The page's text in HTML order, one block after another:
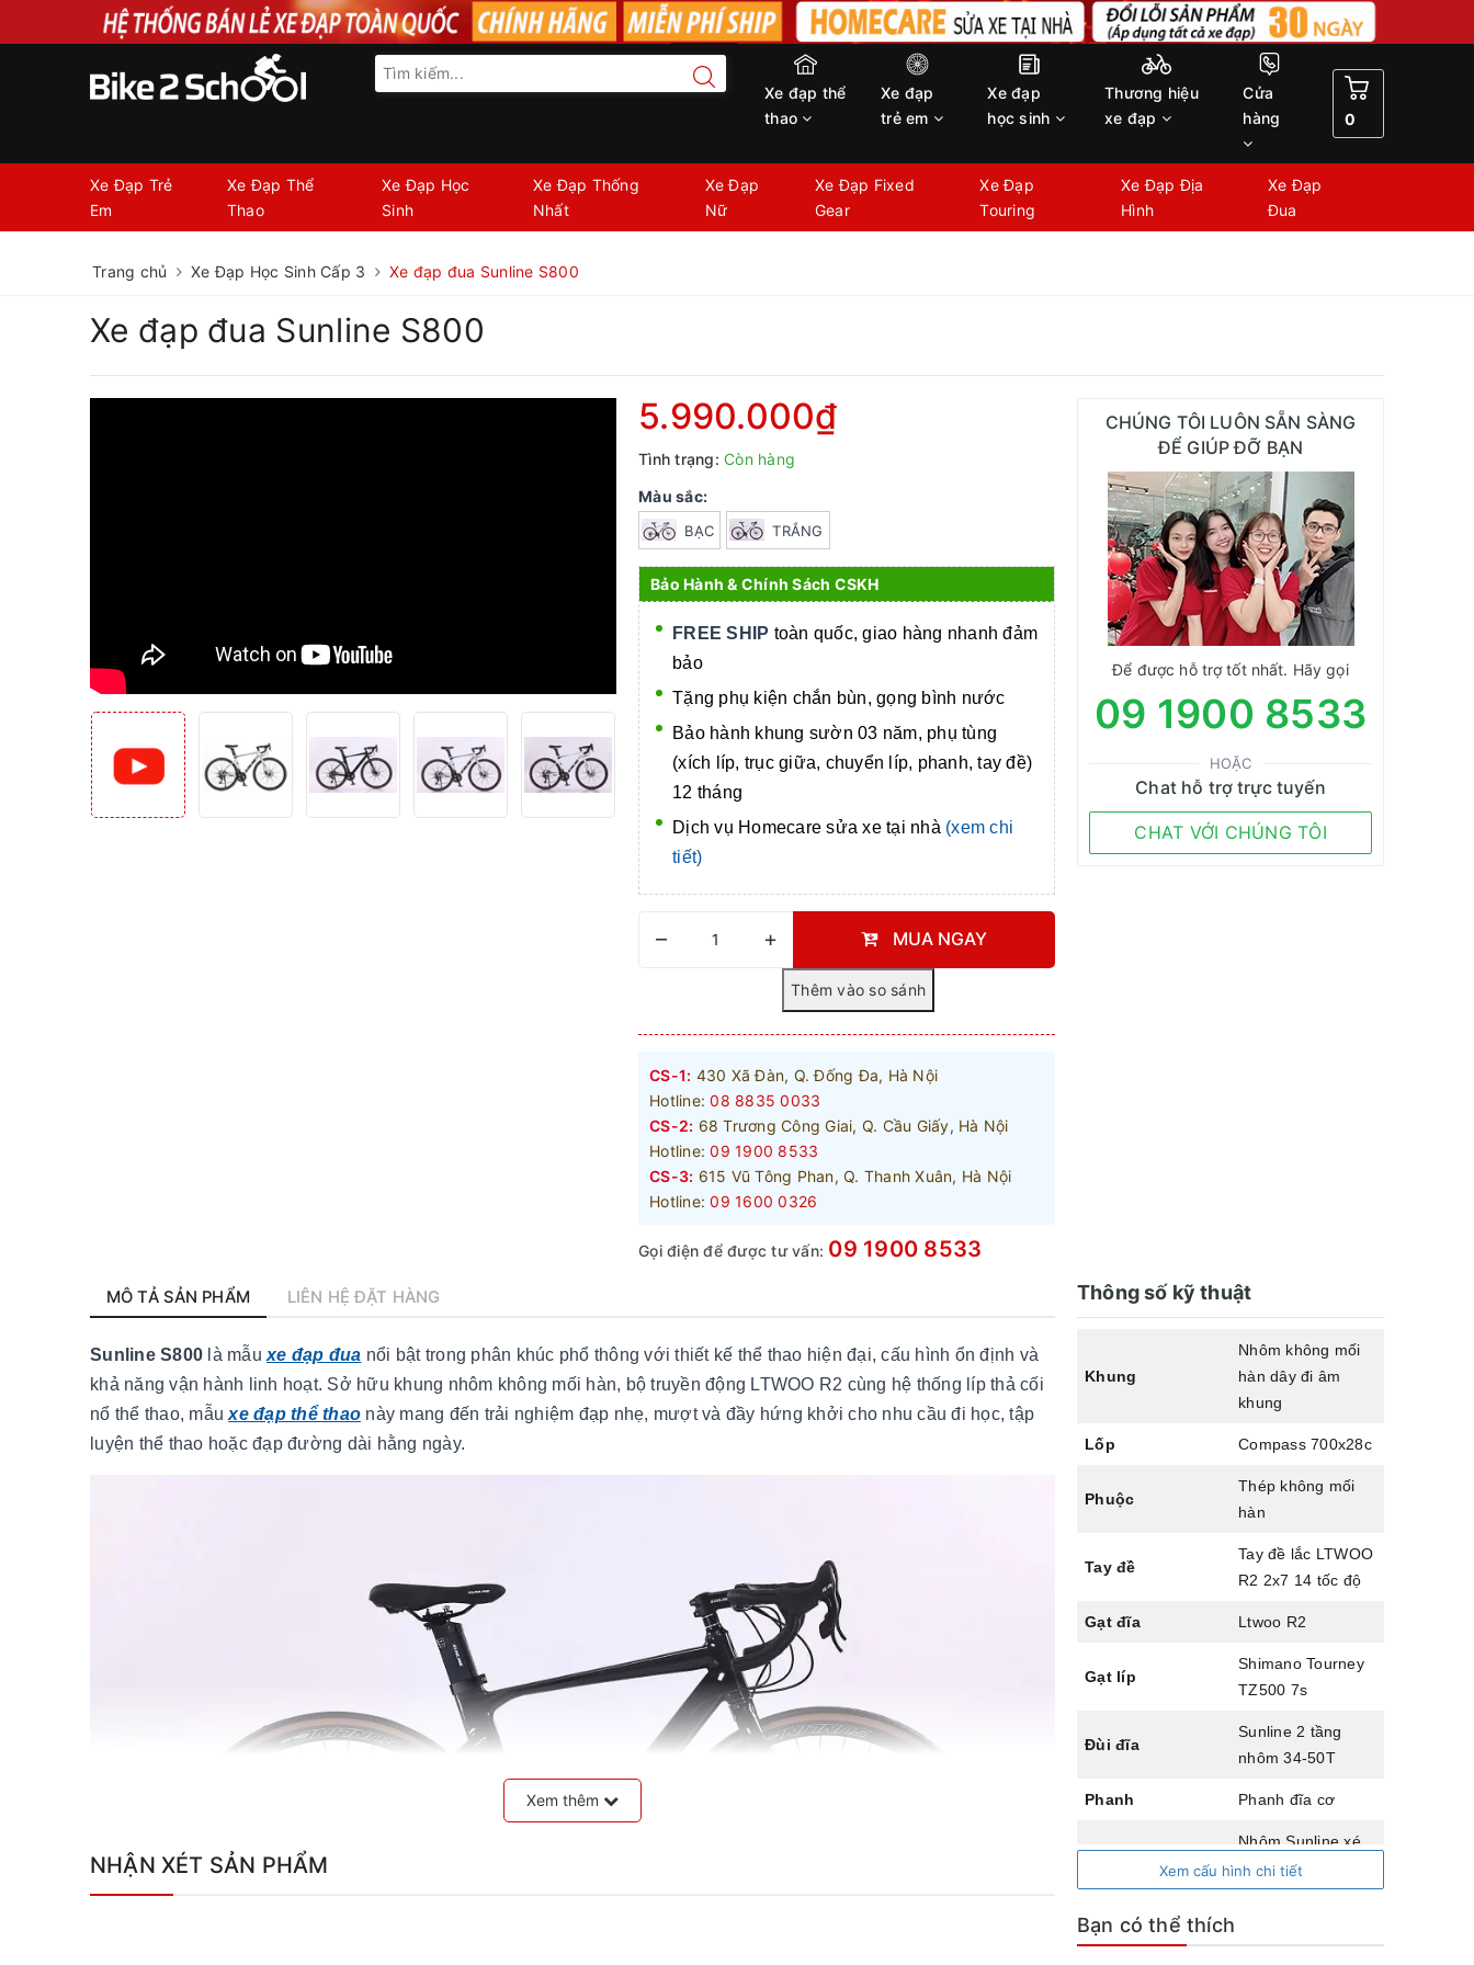
Xe đạp thể
thao
Xe đạp
trẻ em
Xe đạp
học sinh
Thương hiệu
xe đạp
Cửa
hàng
0
Xe Đạp Trẻ
Em
Xe Đạp Thể
Thao
Xe Đạp Học
Sinh
Xe Đạp Thống
Nhất
Xe Đạp
Nữ
Xe Đạp Fixed
Gear
Xe Đạp
Touring
Xe Đạp Địa
Hình
Xe Đạp
Đua
Trang chủ Xe Đạp Học Sinh Cấp 3 Xe đạp đua Sunline S800
Xe đạp đua Sunline S800
5.990.000₫
Tình trạng: Còn hàng
Màu sắc:
BẠC TRẮNG
Bảo Hành & Chính Sách CSKH
FREE SHIP toàn quốc, giao hàng nhanh đảm
bảo
Tặng phụ kiện chắn bùn, gọng bình nước
Bảo hành khung sườn 03 năm, phụ tùng
(xích líp, trục giữa, chuyển líp, phanh, tay đề)
12 tháng
Dịch vụ Homecare sửa xe tại nhà (xem chi
tiết)
– + MUA NGAY
CS-1: 430 Xã Đàn, Q. Đống Đa, Hà Nội
Hotline: 08 8835 0033
CS-2: 68 Trương Công Giai, Q. Cầu Giấy, Hà Nội
Hotline: 09 1900 8533
CS-3: 615 Vũ Tông Phan, Q. Thanh Xuân, Hà Nội
Hotline: 09 1600 0326
Gọi điện để được tư vấn: 09 1900 8533
CHÚNG TÔI LUÔN SẴN SÀNG
ĐỂ GIÚP ĐỠ BẠN
Để được hỗ trợ tốt nhất. Hãy gọi
09 1900 8533
HOẶC
Chat hỗ trợ trực tuyến
CHAT VỚI CHÚNG TÔI
MÔ TẢ SẢN PHẨM LIÊN HỆ ĐẶT HÀNG
Sunline S800 là mẫu xe đạp đua nổi bật trong phân khúc phổ thông với thiết kế thể thao hiện đại, cấu hình ổn định và
khả năng vận hành linh hoạt. Sở hữu khung nhôm không mối hàn, bộ truyền động LTWOO R2 cùng hệ thống líp thả cối
nổ thể thao, mẫuxe đạp thể thao này mang đến trải nghiệm đạp nhẹ, mượt và đầy hứng khởi cho nhu cầu đi học, tập
luyện thể thao hoặc đạp đường dài hằng ngày.
Xem thêm
NHẬN XÉT SẢN PHẨM
Thông số kỹ thuật
Khung
Nhôm không mối
hàn dây đi âm
khung
Lốp Compass 700x28c
Phuộc
Thép không mối
hàn
Tay đề
Tay đề lắc LTWOO
R2 2x7 14 tốc độ
Gạt đĩa Ltwoo R2
Gạt líp
Shimano Tourney
TZ500 7s
Đùi đĩa
Sunline 2 tầng
nhôm 34-50T
Phanh Phanh đĩa cơ
Vành
Nhôm Sunline xé
gió cao 3,5cm
Líp 7 tầng thả
Xem cấu hình chi tiết
Bạn có thể thích